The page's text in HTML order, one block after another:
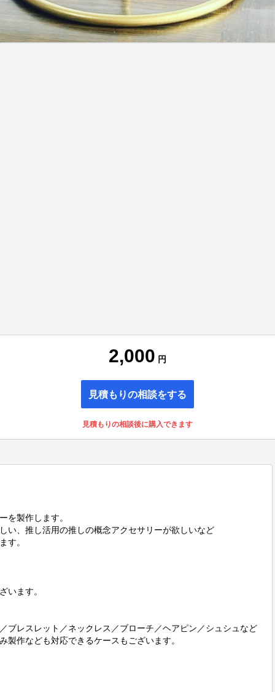
2,000 円
見積もりの相談をする
見積もりの相談後に購入できます
を製作します。
い、推し活用の推しの概念アクセサリーが欲しいなど
す。
います。
ブレスレット／ネックレス／ブローチ／ヘアピン／シュシュなど
製作なども対応できるケースもございます。